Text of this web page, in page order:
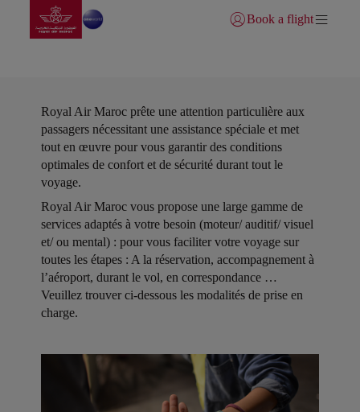
Saut au contenu principal
Aller à la page accueil
Se connecter | S’inscrire)
Book a flight
Royal Air Maroc prête une attention particulière aux
passagers nécessitant une assistance spéciale et met
tout en œuvre pour vous garantir des conditions
optimales de confort et de sécurité durant tout le
voyage.
Open in a new window
Royal Air Maroc vous propose une large gamme de
services adaptés à votre besoin (moteur/ auditif/ visuel
et/ ou mental) : pour vous faciliter votre voyage sur
toutes les étapes : A la réservation, accompagnement à
l’aéroport, durant le vol, en correspondance …
Veuillez trouver ci-dessous les modalités de prise en
charge.